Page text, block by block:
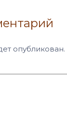
опубликован.